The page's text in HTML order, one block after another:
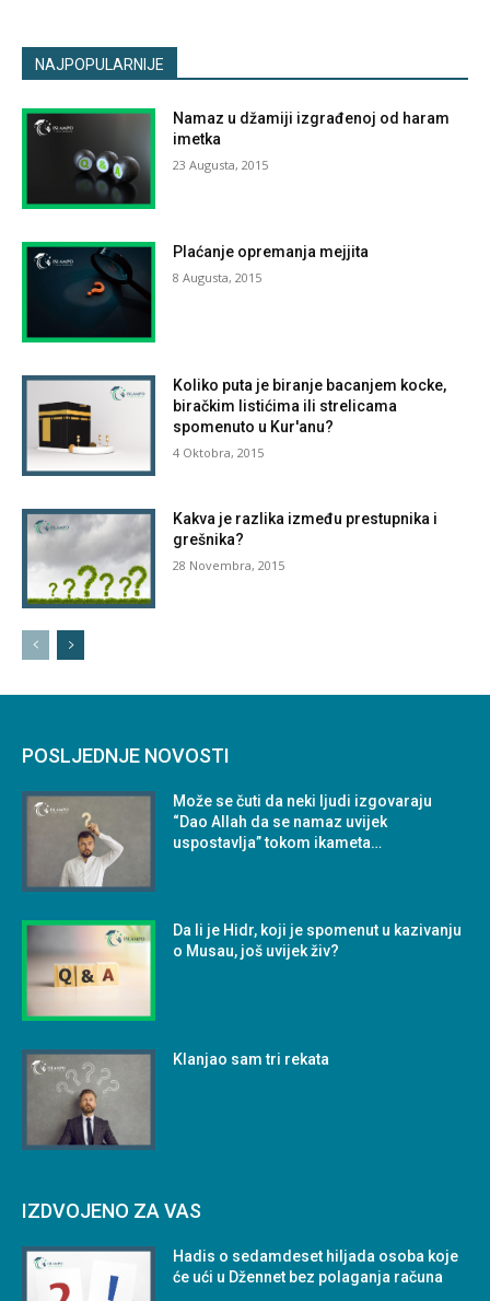
NAJPOPULARNIJE
Namaz u džamiji izgrađenoj od haram
imetka
23 Augusta, 2015
Plaćanje opremanja mejjita
8 Augusta, 2015
Koliko puta je biranje bacanjem kocke,
biračkim listićima ili strelicama
spomenuto u Kur'anu?
4 Oktobra, 2015
Kakva je razlika između prestupnika i
grešnika?
28 Novembra, 2015
POSLJEDNJE NOVOSTI
Može se čuti da neki ljudi izgovaraju
“Dao Allah da se namaz uvijek
uspostavlja” tokom ikameta…
Da li je Hidr, koji je spomenut u kazivanju
o Musau, još uvijek živ?
Klanjao sam tri rekata
IZDVOJENO ZA VAS
Hadis o sedamdeset hiljada osoba koje
će ući u Džennet bez polaganja računa